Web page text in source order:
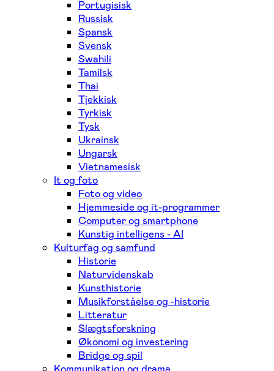
Portugisisk
Russisk
Spansk
Svensk
Swahili
Tamilsk
Thai
Tjekkisk
Tyrkisk
Tysk
Ukrainsk
Ungarsk
Vietnamesisk
It og foto
Foto og video
Hjemmeside og it-programmer
Computer og smartphone
Kunstig intelligens - AI
Kulturfag og samfund
Historie
Naturvidenskab
Kunsthistorie
Musikforståelse og -historie
Litteratur
Slægtsforskning
Økonomi og investering
Bridge og spil